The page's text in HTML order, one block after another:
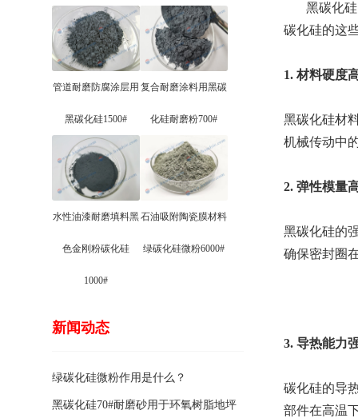
管道耐磨防腐涂层用
黑碳化硅1500#
复合耐磨涂料用黑碳
化硅耐磨粉700#
水性油漆耐磨填料黑
色金刚粉碳化硅
1000#
石油吸附陶瓷膜材料
绿碳化硅微粉6000#
新闻动态
绿碳化硅微粉作用是什么？
黑碳化硅70#耐磨砂用于环氧树脂地坪
黑碳化硅
碳化硅的这
‌1. 材料硬度
黑碳化硅材
机械传动中
‌2. 弹性模量
黑碳化硅的
确保密封圈
‌3. 导热能力
碳化硅的导
部件在高温